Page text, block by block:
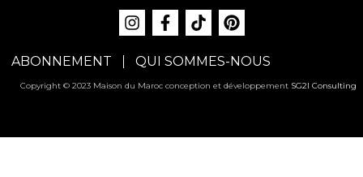
ABONNEMENT QUI SOMMES-NOUS
Copyright © 2023 Maison du Maroc conception et développement SG2I Consulting